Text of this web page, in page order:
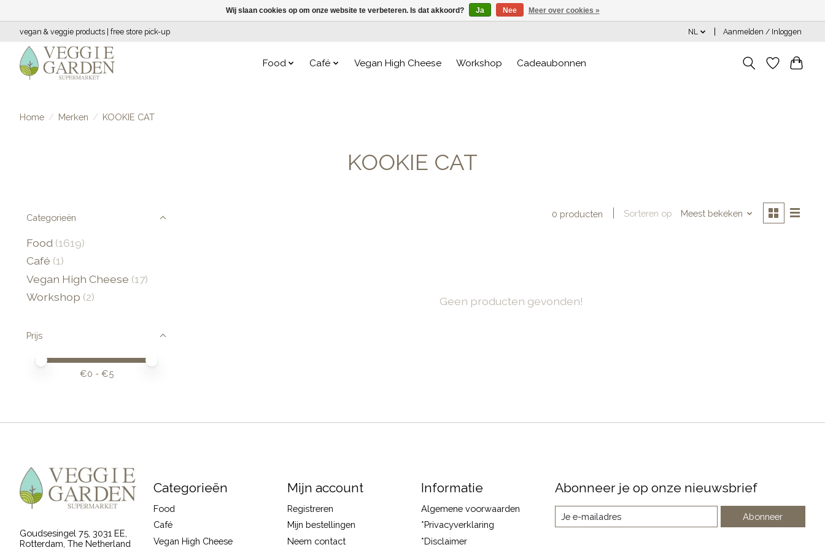
vegan & veggie products | free store pick-up NL Aanmelden / Inloggen
Food Café Vegan High Cheese Workshop Cadeaubonnen
Home / Merken / KOOKIE CAT
KOOKIE CAT
Categorieën
Food (1619)
Café (1)
Vegan High Cheese (17)
Workshop (2)
Prijs
Minimale prijswaarde
Price maximum value
€0 - €5
0 producten Sorteren op Meest bekeken
Geen producten gevonden!
Goudsesingel 75, 3031 EE,
Rotterdam, The Netherland
Categorieën
Food
Café
Vegan High Cheese
Mijn account
Registreren
Mijn bestellingen
Neem contact
Informatie
Algemene voorwaarden
*Privacyverklaring
*Disclaimer
Abonneer je op onze nieuwsbrief
Abonneer
Wij slaan cookies op om onze website te verbeteren. Is dat akkoord? Ja Nee Meer over cookies »